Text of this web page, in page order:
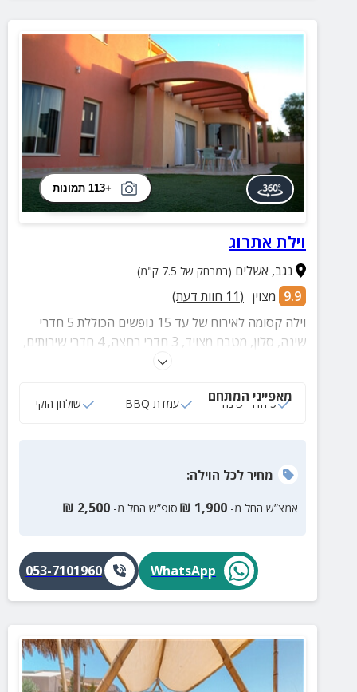
+113 תמונות
וילת אתרוג
נגב, אשלים (במרחק של 7.5 ק"מ)
9.9 מצוין (
11 חוות דעת)
וילה קסומה לאירוח של עד 15 נופשים הכוללת 5 חדרי
שינה, סלון, מטבח מצויד, 3 חדרי רחצה, 4 חדרי שירותים,
משחקים לילדים וחצר פרטית עם רחבת דשא גדולה לצד
מאפייני המתחם
5 חדרי שינה עמדת BBQ שולחן הוקי
מחירלכל הוילה:
אמצ”ש החל מ- 1,900
₪ סופ”ש החל מ- 2,500
₪
WhatsApp
053-7101960